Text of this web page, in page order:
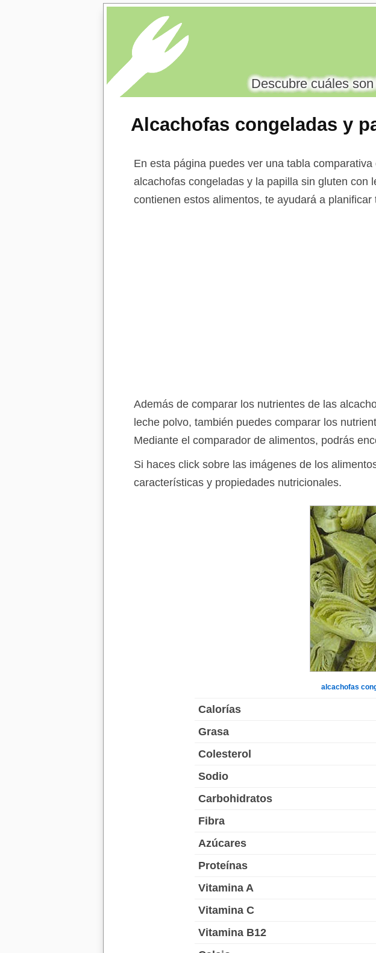
Alcachofas congeladas y
leche polvo
Descubre cuáles
En esta página puedes ver una tabla
alcachofas congeladas y la papilla sin gluten con
contienen estos alimentos, te ayudará a
Además de comparar los nutrientes de las
leche polvo, también puedes comparar los
Mediante el comparador de alimentos, podrás
Si haces click sobre las imágenes de los
características y propiedades nutricionales.
alcachofas
Calorías
Grasa
Colesterol
Sodio
Carbohidratos
Fibra
Azúcares
Proteínas
Vitamina A
Vitamina C
Vitamina B12